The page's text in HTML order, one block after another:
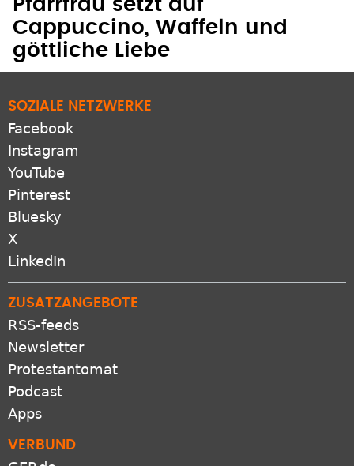
Pfarrfrau setzt auf
Cappuccino, Waffeln und
göttliche Liebe
SOZIALE NETZWERKE
Facebook
Instagram
YouTube
Pinterest
Bluesky
X
LinkedIn
ZUSATZANGEBOTE
RSS-feeds
Newsletter
Protestantomat
Podcast
Apps
VERBUND